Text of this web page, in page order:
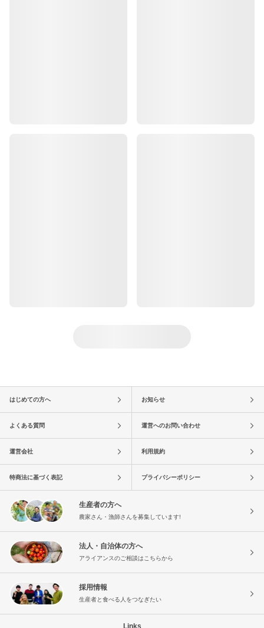
はじめての方へ お知らせ
よくある質問 運営へのお問い合わせ
運営会社 利用規約
特商法に基づく表記 プライバシーポリシー
生産者の方へ
農家さん・漁師さんを募集しています!
法人・自治体の方へ
アライアンスのご相談はこちらから
採用情報
生産者と食べる人をつなぎたい
Links